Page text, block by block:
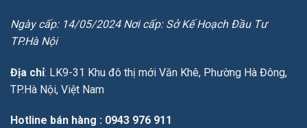
Ngày cấp: 14/05/2024 Nơi cấp: Sở Kế Hoạch Đầu Tư
TP.Hà Nội
Địa chỉ: LK9-31 Khu đô thị mới Văn Khê, Phường Hà Đông,
TP.Hà Nội, Việt Nam
Hotline bán hàng : 0943 976 911